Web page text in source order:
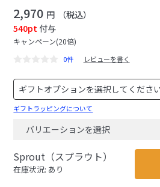
2,970 円
（税込）
540pt 付与
キャンペーン(20倍)
0件 レビューを書く
ギフトラッピングについて
バリエーションを選択
Sprout（スプラウト）
在庫状況: あり